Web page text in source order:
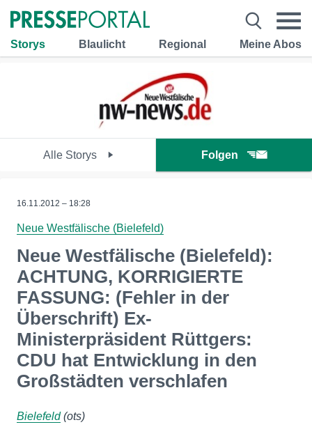
Storys Blaulicht Regional Meine Abos
Alle Storys Folgen
16.11.2012 – 18:28
Neue Westfälische (Bielefeld)
Neue Westfälische (Bielefeld):
ACHTUNG, KORRIGIERTE
FASSUNG: (Fehler in der
Überschrift) Ex-
Ministerpräsident Rüttgers:
CDU hat Entwicklung in den
Großstädten verschlafen
Bielefeld(ots)